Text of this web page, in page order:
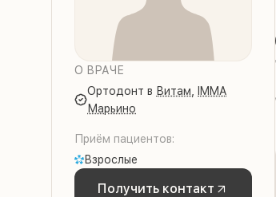
О ВРАЧЕ
Ортодонт в Витам
IMMA
Марьино
Приём пациентов:
Взрослые
Получить контакт